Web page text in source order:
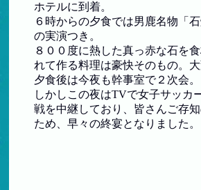
ホテルに到着。
６時からの夕食では男鹿名物「
の実演つき。
８００度に熱した真っ赤な石を
れて作る料理は豪快そのもの。
夕食後は今夜も幹事室で２次会。
しかしこの夜はTVで女子サッカ
戦を中継しており、皆さんご存
ため、早々の終宴となりました。